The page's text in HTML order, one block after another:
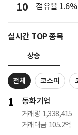
10 점유율
실시간 TOP 종목
상승
전체 코스피
1 동화기업
거래량 1,338,415
거래대금 105.2억